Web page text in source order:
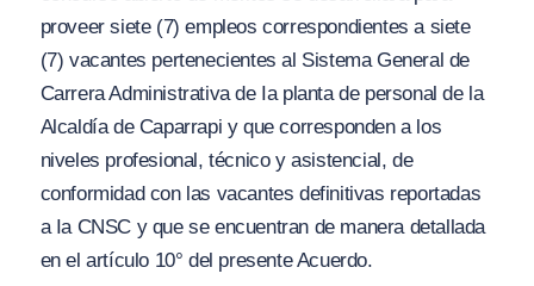
proveer siete (7) empleos correspondientes a siete
(7) vacantes pertenecientes al Sistema General de
Carrera Administrativa de Ia planta de personal de la
Alcaldía de Caparrapi y que corresponden a los
niveles profesional, técnico y asistencial, de
conformidad con las vacantes definitivas reportadas
a Ia CNSC y que se encuentran de manera detallada
en el artículo 10° del presente Acuerdo.